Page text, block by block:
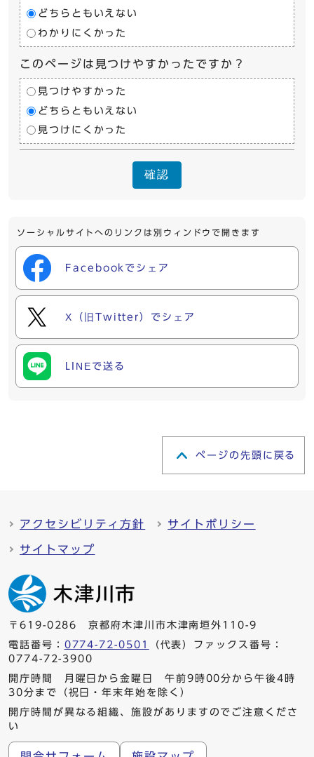
どちらともいえない
わかりにくかった
このページは見つけやすかったですか？
見つけやすかった
どちらともいえない
見つけにくかった
確認
ソーシャルサイトへのリンクは別ウィンドウで開きます
Facebookでシェア
X（旧Twitter）でシェア
LINEで送る
ページの先頭に戻る
アクセシビリティ方針 サイトポリシー
サイトマップ
〒619-0286 京都府木津川市木津南垣外110-9
電話番号： 0774-72-0501
（代表）ファックス番号：
0774-72-3900
開庁時間 月曜日から金曜日 午前9時00分から午後4時
30分まで（祝日・年末年始を除く）
開庁時間が異なる組織、施設がありますのでご注意くださ
い